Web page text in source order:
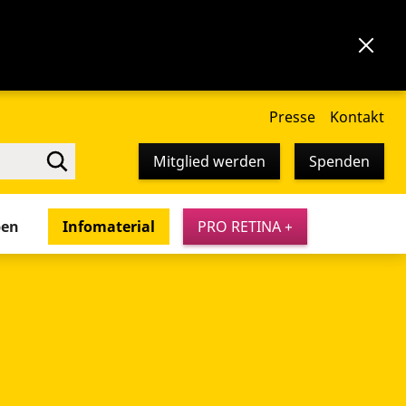
Presse Kontakt
Mitglied werden Spenden
Infomaterial PRO RETINA +